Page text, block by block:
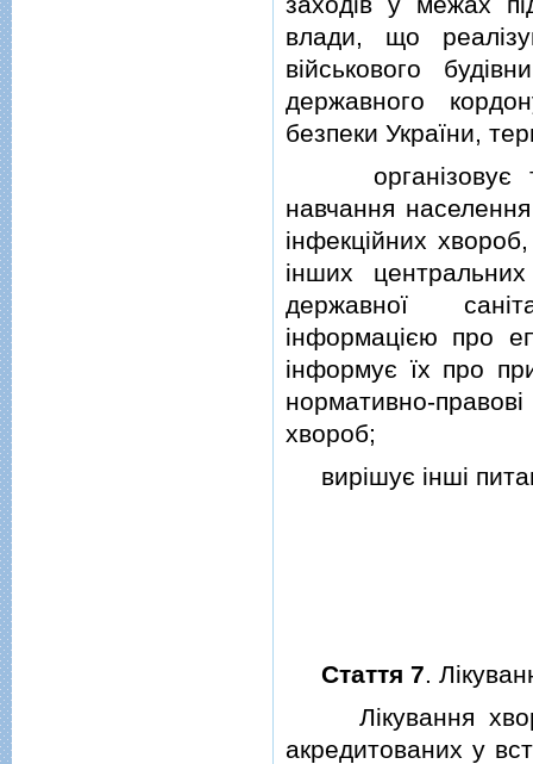
влади, що
вiйськового
державного
безпеки України,
органiзовує та
навчання
iнфекцiйних
iнших
державної
iнформацiєю про
iнформує їх про
нормативно-
хвороб;
вирiшує iншi
Стаття 7 .
Лiкування
акредитованих у